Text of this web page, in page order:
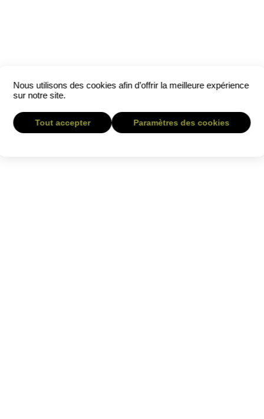
Nous utilisons des cookies afin d’offrir la meilleure expérience
sur notre site.
Tout accepter Paramètres des cookies